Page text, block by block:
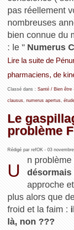
pas réellement
nombreuses
bien connue du
: le " Numerus
Lire la suite de
pharmaciens, de
Classé dans : Santé / Bien être
clausus, numerus apertus,
Le
problème
Rédigé par refOK - 03
U
n problème
désormais
approche
plus alors que
froid et la faim :
là, non ???